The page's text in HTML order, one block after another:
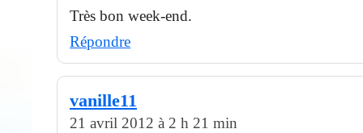
Très bon week-end.
Répondre
vanille11
21 avril 2012 à 2 h 21 min